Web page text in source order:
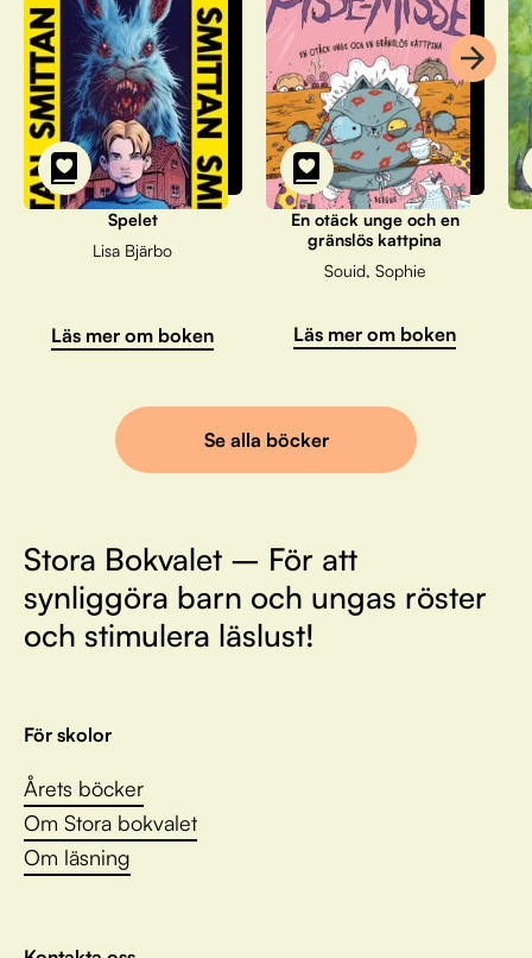
Spelet
Lisa Bjärbo
Läs mer om boken
En otäck unge och en
gränslös kattpina
Souid, Sophie
Läs mer om boken
Se alla böcker
Stora Bokvalet – För att
synliggöra barn och ungas röster
och stimulera läslust!
För skolor
Årets böcker
Om Stora bokvalet
Om läsning